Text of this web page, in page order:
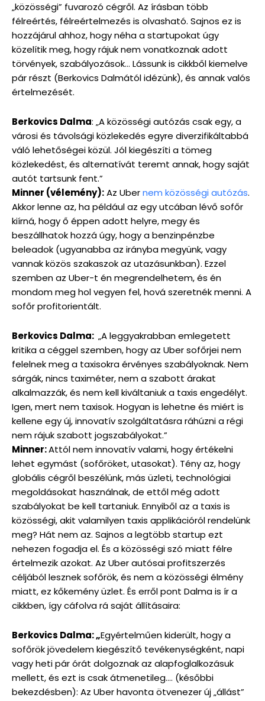
„közösségi” fuvarozó cégről. Az írásban több
félreértés, félreértelmezés is olvasható. Sajnos ez is
hozzájárul ahhoz, hogy néha a startupokat úgy
közelítik meg, hogy rájuk nem vonatkoznak adott
törvények, szabályozások… Lássunk is cikkből kiemelve
pár részt (Berkovics Dalmától idézünk), és annak valós
értelmezését.
Berkovics Dalma: „A közösségi autózás csak egy, a
városi és távolsági közlekedés egyre diverzifikáltabbá
váló lehetőségei közül. Jól kiegészíti a tömeg
közlekedést, és alternatívát teremt annak, hogy saját
autót tartsunk fent.”
Minner (vélemény):Az Ubernem közösségi autózás.
Akkor lenne az, ha például az egy utcában lévő sofőr
kiírná, hogy ő éppen adott helyre, megy és
beszállhatok hozzá úgy, hogy a benzinpénzbe
beleadok (ugyanabba az irányba megyünk, vagy
vannak közös szakaszok az utazásunkban). Ezzel
szemben az Uber-t én megrendelhetem, és én
mondom meg hol vegyen fel, hová szeretnék menni. A
sofőr profitorientált.
Berkovics Dalma: „A leggyakrabban emlegetett
kritika a céggel szemben, hogy az Uber sofőrjei nem
felelnek meg a taxisokra érvényes szabályoknak. Nem
sárgák, nincs taximéter, nem a szabott árakat
alkalmazzák, és nem kell kiváltaniuk a taxis engedélyt.
Igen, mert nem taxisok. Hogyan is lehetne és miért is
kellene egy új, innovatív szolgáltatásra ráhúzni a régi
nem rájuk szabott jogszabályokat.”
Minner:Attól nem innovatív valami, hogy értékelni
lehet egymást (sofőröket, utasokat). Tény az, hogy
globális cégről beszélünk, más üzleti, technológiai
megoldásokat használnak, de ettől még adott
szabályokat be kell tartaniuk. Ennyiből az a taxis is
közösségi, akit valamilyen taxis applikációról rendelünk
meg? Hát nem az. Sajnos a legtöbb startup ezt
nehezen fogadja el. És a közösségi szó miatt félre
értelmezik azokat. Az Uber autósai profitszerzés
céljából lesznek sofőrök, és nem a közösségi élmény
miatt, ez kőkemény üzlet. És erről pont Dalma is ír a
cikkben, így cáfolva rá saját állításaira:
Berkovics Dalma: „Egyértelműen kiderült, hogy a
sofőrök jövedelem kiegészítő tevékenységként, napi
vagy heti pár órát dolgoznak az alapfoglalkozásuk
mellett, és ezt is csak átmenetileg…. (későbbi
bekezdésben): Az Uber havonta ötvenezer új „állást”